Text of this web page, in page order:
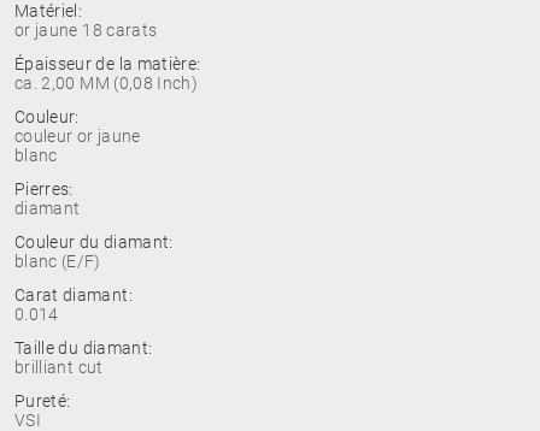
Matériel:
or jaune 18 carats
Épaisseur de la matière:
ca. 2,00 MM (0,08 Inch)
Couleur:
couleur or jaune
blanc
Pierres:
diamant
Couleur du diamant:
blanc (E/F)
Carat diamant:
0.014
Taille du diamant:
brilliant cut
Pureté:
VSI